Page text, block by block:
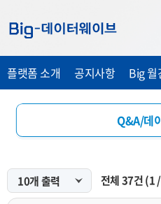
가
기
가
기
가
기
플랫폼 소개 공지사항 Big 월
Q&A/데
개선
전체37건(1